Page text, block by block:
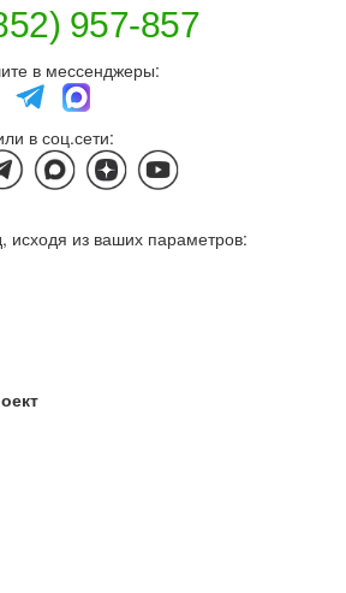
957-857
в мессенджеры:
в соц.сети:
исходя из ваших параметров: